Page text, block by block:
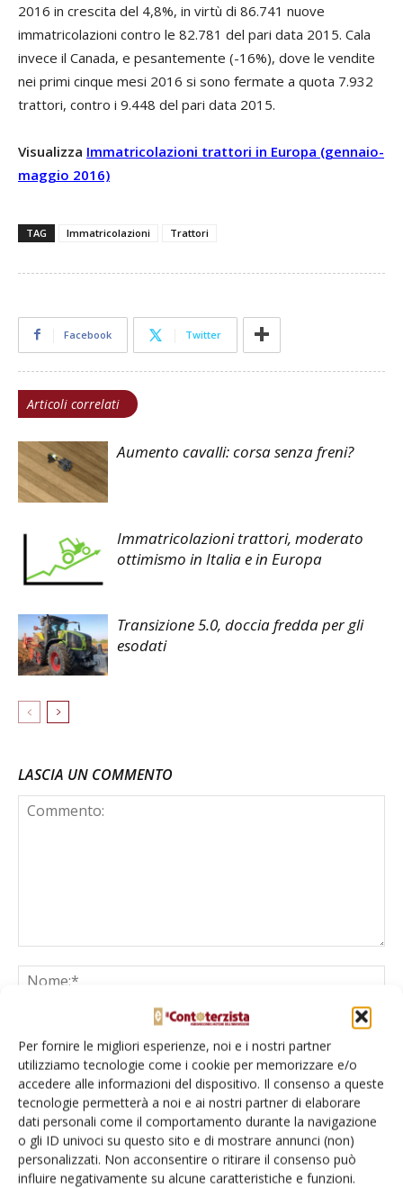
Per fornire le migliori esperienze, noi e i nostri partner
utilizziamo tecnologie come i cookie per memorizzare e/o
accedere alle informazioni del dispositivo. Il consenso a queste
tecnologie permetterà a noi e ai nostri partner di elaborare
dati personali come il comportamento durante la navigazione
o gli ID univoci su questo sito e di mostrare annunci (non)
personalizzati. Non acconsentire o ritirare il consenso può
influire negativamente su alcune caratteristiche e funzioni.
2016 in crescita del 4,8%, in virtù di 86.741 nuove
immatricolazioni contro le 82.781 del pari data 2015. Cala
invece il Canada, e pesantemente (-16%), dove le vendite
nei primi cinque mesi 2016 si sono fermate a quota 7.932
trattori, contro i 9.448 del pari data 2015.
Visualizza Immatricolazioni trattori in Europa (gennaio-
maggio 2016)
TAG Immatricolazioni Trattori
Facebook Twitter
Articoli correlati
Aumento cavalli: corsa senza freni?
Immatricolazioni trattori, moderato
ottimismo in Italia e in Europa
Transizione 5.0, doccia fredda per gli
esodati
LASCIA UN COMMENTO
Salva il mio nome, email e sito web in questo browser per la
prossima volta che commento.